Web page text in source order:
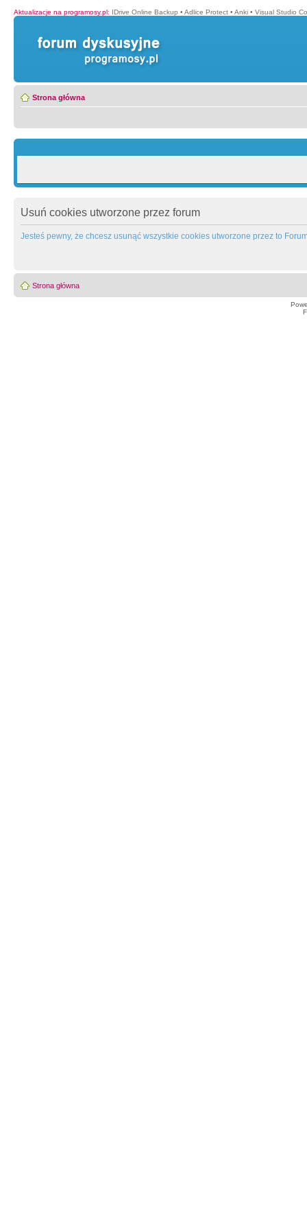
Aktualizacje na programosy.pl: IDrive Online Backup • Adlice Protect • Anki • Visual Studio
Strona główna
Usuń cookies utworzone przez forum
Jesteś pewny, że chcesz usunąć wszystkie cookies utworzone przez to
Strona główna